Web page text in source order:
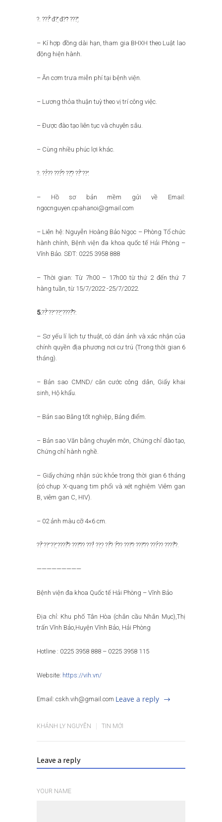
?. ???̂́ đ?̣̂ đ?̃? ???̣̂:
– Kí hợp đồng dài hạn, tham gia BHXH theo Luật lao
động hiện hành.
– Ăn cơm trưa miễn phí tại bệnh viện.
– Lương thỏa thuận tuỳ theo vị trí công việc.
– Được đào tạo liên tục và chuyên sâu.
– Cùng nhiều phúc lợi khác.
?. ??̀?? ???̛́? ??̣̂? ??̂̀ ??̛:
– Hồ sơ bản mềm gửi về Email:
ngocnguyen.cpahanoi@gmail.com
– Liên hệ: Nguyễn Hoàng Bảo Ngọc – Phòng Tổ chức
hành chính, Bệnh viện đa khoa quốc tế Hải Phòng –
Vĩnh Bảo. SĐT: 0225 3958 888
– Thời gian: Từ 7h00 – 17h00 từ thứ 2 đến thứ 7
hàng tuần, từ 15/7/2022 -25/7/2022.
5.??̂̀ ??̛ ??̛̣ ????̂̉?:
– Sơ yếu lí lịch tự thuật, có dán ảnh và xác nhận của
chính quyền địa phương nơi cư trú (Trong thời gian 6
tháng).
– Bản sao CMND/ căn cước công dân, Giấy khai
sinh, Hộ khẩu.
– Bản sao Bằng tốt nghiệp, Bảng điểm.
– Bản sao Văn bằng chuyên môn, Chứng chỉ đào tạo,
Chứng chỉ hành nghề.
– Giấy chứng nhận sức khỏe trong thời gian 6 tháng
(có chụp X-quang tim phổi và xét nghiệm Viêm gan
B, viêm gan C, HIV).
– 02 ảnh màu cỡ 4×6 cm.
??̂̀ ??̛ ??̛̣ ????̂̉? ???̂?? ???̉ ??̣? ??̂́? ?̛́?? ???̂? ???̂?? ???́?? ????̂̉?.
—————————
Bệnh viện đa khoa Quốc tế Hải Phòng – Vĩnh Bảo
Địa chỉ: Khu phố Tân Hòa (chân cầu Nhân Mục),Thị
trấn Vĩnh Bảo,Huyện Vĩnh Bảo, Hải Phòng
Hotline : 0225 3958 888 – 0225 3958 115
Website: https://vih.vn/
Email: cskh.vih@gmail.com Leave a reply
KHÁNH LY NGUYỄN TIN MỚI
Leave a reply
YOUR NAME